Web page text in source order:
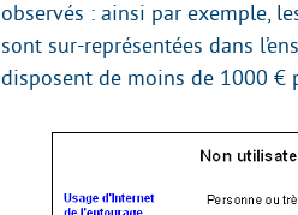
observés : ainsi par exemple,
sont sur-représentées dans
disposent de moins de 1000 €